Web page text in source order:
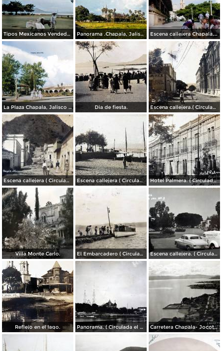
Tipos Mexicanos Vendedor de dulces Chapala, Jalisco 1961. Panorama .Chapala, Jalisco 1961. Escena callejera Chapala, Jalisco 1961..
La Plaza Chapala, Jalisco 1961. Dia de fiesta. Escena callejera.( Circulada el 3 de Marzo de 1909 ).
Escena callejera ( Circulada el 22 de marzo de 1908 ). Escena callejera ( Circulada el 19 de Diciembre de 1908 ).. Hotel Palmera. ( Circulada el 30 de Junio de 1909 ).
Villa Monte Carlo. El Embarcadero ( Circulada el 7 de Marzo de 1907 ). Escena callejera. ( Circulada el 28 de Mayo de 1955 ).
Reflejo en el lago. Panorama. ( Circulada el 21 de Abril de 1924 ). Carretera Chapala- Jocotepec.